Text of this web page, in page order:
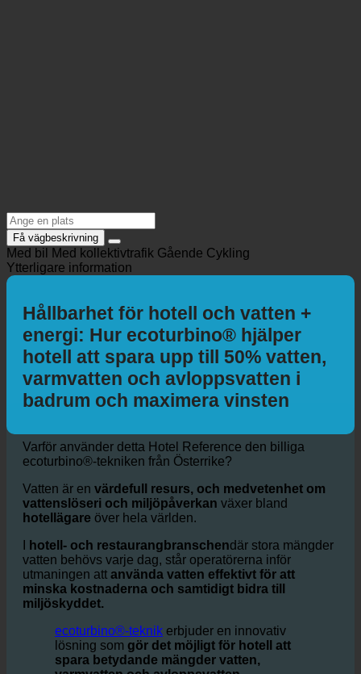
Få vägbeskrivning
Ytterligare information
Hållbarhet för hotell och vatten +
energi: Hur ecoturbino® hjälper
hotell att spara upp till 50% vatten,
badrum och maximera vinsten
Varför använder detta Hotel Reference den billiga
ecoturbino®-tekniken från Österrike?
Vatten är en
vattenslöseri och miljöpåverkanväxer bland
hotellägareöver hela världen.
Ihotell- och restaurangbranschendär stora mängder
vatten behövs varje dag, står operatörerna inför
utmaningen att
minska kostnaderna och samtidigt bidra till
miljöskyddet.
ecoturbino®-teknikerbjuder en innovativ